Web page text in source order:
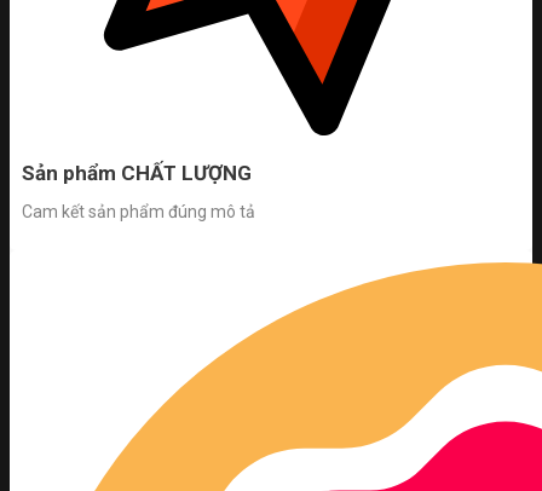
Sản phẩm CHẤT LƯỢNG
Cam kết sản phẩm đúng mô tả